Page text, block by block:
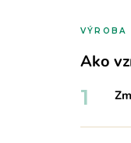
VÝROBA
Ako
1